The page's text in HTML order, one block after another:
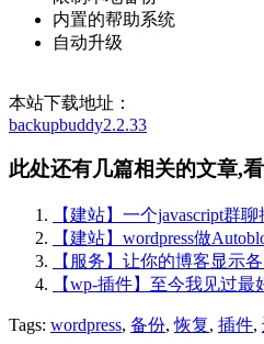
内置的帮助系统
自动升级
本站下载地址：
backupbuddy2.2.33
此处还有几篇相关的文章,
【建站】一个javascript群聊
【建站】wordpress做
【服务】让你的博客显示
【wp-插件】至今我见过
Tags: wordpress, 备份,恢复, 插件,